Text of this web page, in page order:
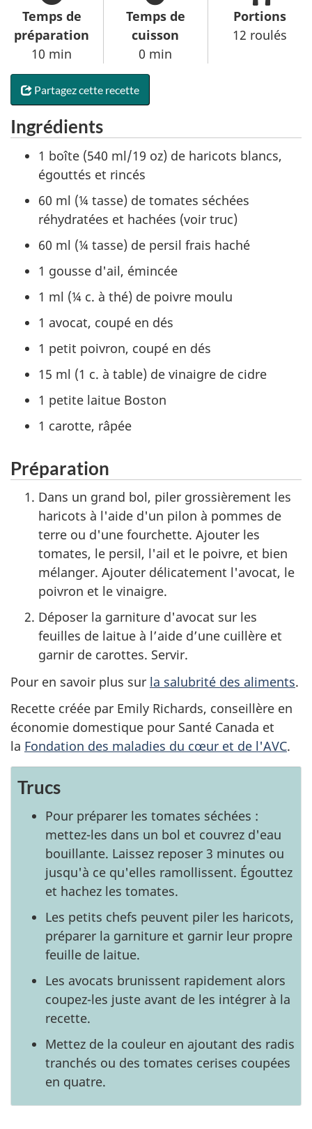
Temps de
préparation
10 min
Temps de
cuisson
0 min
Portions
12 roulés
Partagez cette recette
Ingrédients
1 boîte (540 ml/19 oz) de haricots blancs,
égouttés et rincés
60 ml (¼ tasse) de tomates séchées
réhydratées et hachées (voir truc)
60 ml (¼ tasse) de persil frais haché
1 gousse d'ail, émincée
1 ml (¼ c. à thé) de poivre moulu
1 avocat, coupé en dés
1 petit poivron, coupé en dés
15 ml (1 c. à table) de vinaigre de cidre
1 petite laitue Boston
1 carotte, râpée
Préparation
Dans un grand bol, piler grossièrement les
haricots à l'aide d'un pilon à pommes de
terre ou d'une fourchette. Ajouter les
tomates, le persil, l'ail et le poivre, et bien
mélanger. Ajouter délicatement l'avocat, le
poivron et le vinaigre.
Déposer la garniture d'avocat sur les
feuilles de laitue à l’aide d’une cuillère et
garnir de carottes. Servir.
Pour en savoir plus sur la salubrité des aliments.
Recette créée par Emily Richards, conseillère en
économie domestique pour Santé Canada et
la Fondation des maladies du cœur et de l'AVC.
Trucs
Pour préparer les tomates séchées :
mettez-les dans un bol et couvrez d'eau
bouillante. Laissez reposer 3 minutes ou
jusqu'à ce qu'elles ramollissent. Égouttez
et hachez les tomates.
Les petits chefs peuvent piler les haricots,
préparer la garniture et garnir leur propre
feuille de laitue.
Les avocats brunissent rapidement alors
coupez-les juste avant de les intégrer à la
recette.
Mettez de la couleur en ajoutant des radis
tranchés ou des tomates cerises coupées
en quatre.